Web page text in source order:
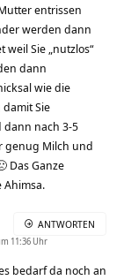
entrissen
werden dann
Sie „nutzlos“
dann
wie die
Sie
dann nach 3-5
genug Milch und
Das Ganze
Ahimsa.
11:36 Uhr
bedarf da noch an
ANTWORTEN